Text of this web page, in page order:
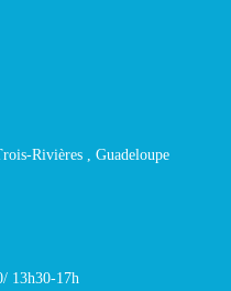
Rivières , Guadeloupe
13h30-17h